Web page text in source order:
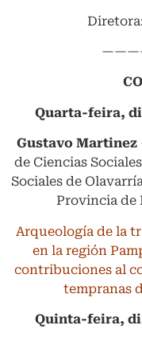
Quarta-feira,
Gustavo Martinez
de Ciencias
Sociales de
Provincia de
Arqueología de la
en la región
contribuciones al
tempranas
Quinta-feira,